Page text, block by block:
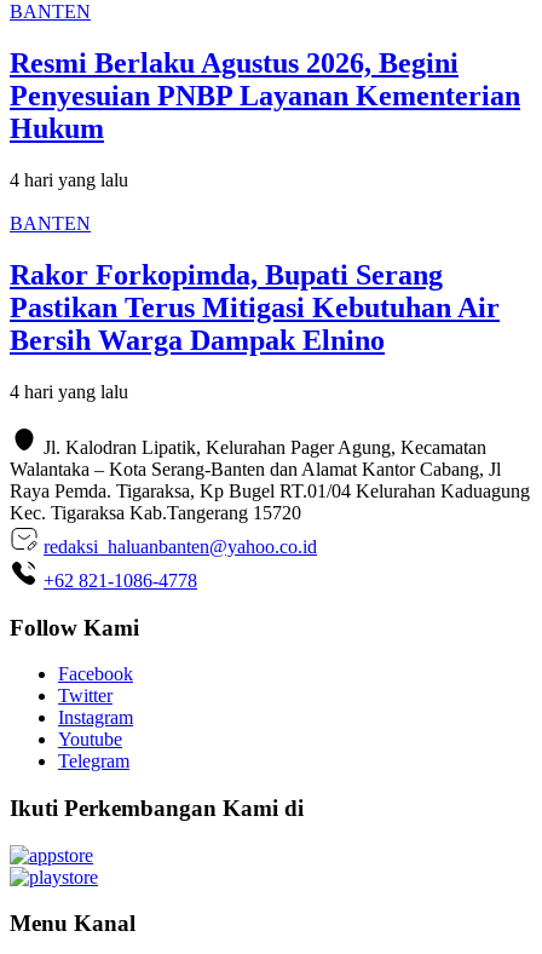
BANTEN
Resmi Berlaku Agustus 2026, Begini
Penyesuian PNBP Layanan Kementerian
Hukum
4 hari yang lalu
BANTEN
Rakor Forkopimda, Bupati Serang
Pastikan Terus Mitigasi Kebutuhan Air
Bersih Warga Dampak Elnino
4 hari yang lalu
Jl. Kalodran Lipatik, Kelurahan Pager Agung, Kecamatan
Walantaka – Kota Serang-Banten dan Alamat Kantor Cabang, Jl
Raya Pemda. Tigaraksa, Kp Bugel RT.01/04 Kelurahan Kaduagung
Kec. Tigaraksa Kab.Tangerang 15720
redaksi_haluanbanten@yahoo.co.id
+62 821-1086-4778
Follow Kami
Facebook
Twitter
Instagram
Youtube
Telegram
Ikuti Perkembangan Kami di
Menu Kanal